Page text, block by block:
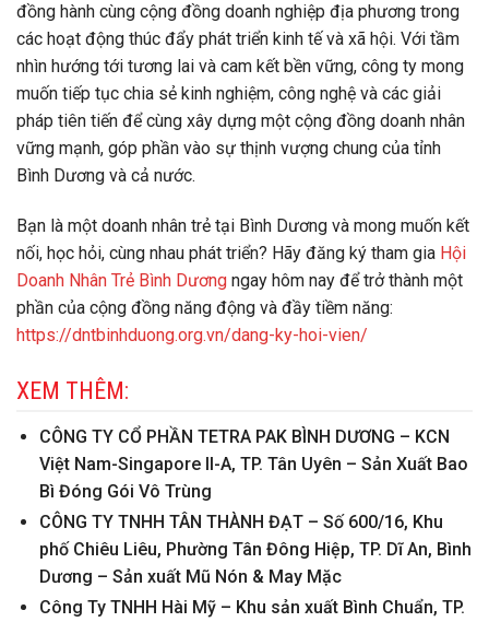
đồng hành cùng cộng đồng doanh nghiệp địa phương trong
các hoạt động thúc đẩy phát triển kinh tế và xã hội. Với tầm
nhìn hướng tới tương lai và cam kết bền vững, công ty mong
muốn tiếp tục chia sẻ kinh nghiệm, công nghệ và các giải
pháp tiên tiến để cùng xây dựng một cộng đồng doanh nhân
vững mạnh, góp phần vào sự thịnh vượng chung của tỉnh
Bình Dương và cả nước.
Bạn là một doanh nhân trẻ tại Bình Dương và mong muốn kết
nối, học hỏi, cùng nhau phát triển? Hãy đăng ký tham gia Hội
Doanh Nhân Trẻ Bình Dương ngay hôm nay để trở thành một
phần của cộng đồng năng động và đầy tiềm năng:
https://dntbinhduong.org.vn/dang-ky-hoi-vien/
XEM THÊM:
CÔNG TY CỔ PHẦN TETRA PAK BÌNH DƯƠNG – KCN
Việt Nam-Singapore II-A, TP. Tân Uyên – Sản Xuất Bao
Bì Đóng Gói Vô Trùng
CÔNG TY TNHH TÂN THÀNH ĐẠT – Số 600/16, Khu
phố Chiêu Liêu, Phường Tân Đông Hiệp, TP. Dĩ An, Bình
Dương – Sản xuất Mũ Nón & May Mặc
Công Ty TNHH Hài Mỹ – Khu sản xuất Bình Chuẩn, TP.